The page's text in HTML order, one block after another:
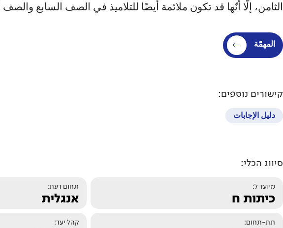
الثامن، إلّا أنّها قد تكون ملائمة أيضًا للتلاميذ في الصف السابع والصف
المهمّة
קישורים נוספים:
دليل الإجابات
סיווג הכלי:
מיועד ל:
כיתות ח
תחום דעת:
אנגלית
תת-תחום: קהל יעד: